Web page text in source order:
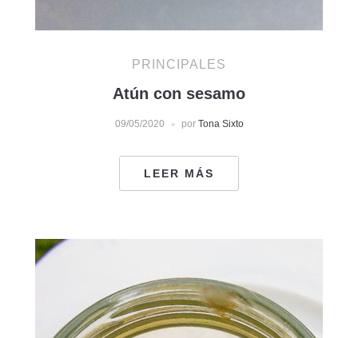
PRINCIPALES
Atún con sesamo
09/05/2020 por Tona Sixto
LEER MÁS